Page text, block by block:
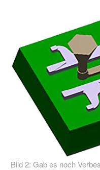
Bild 2: Gab es noch